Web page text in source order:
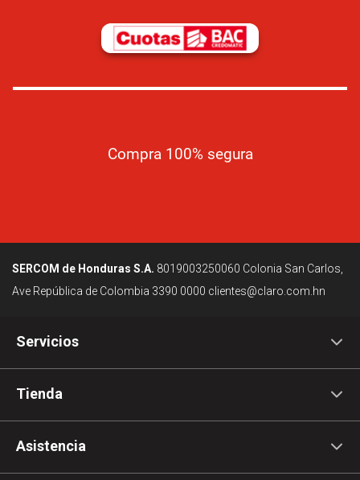
Compra 100% segura
SERCOM de Honduras S.A. 8019003250060 Colonia San Carlos,
Ave República de Colombia 3390 0000 clientes@claro.com.hn
Servicios
Tienda
Asistencia